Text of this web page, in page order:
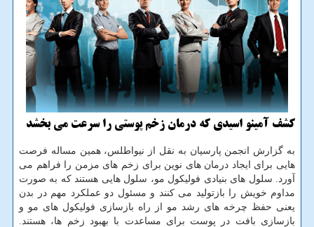
کشف آمینو اسیدی که درمان زخم پوستی را سرعت می بخشد
به گزارش انجمن پارسیان به نقل از نیواطلس، همین مساله فرصت
هایی برای ایجاد درمان های نوین برای زخم های مزمن را فراهم می
آورد. سلول های بنیادی فولیکول مو، سلول هایی هستند که به صورت
مداوم خویش را بازتولید می کنند و مسئول دو عملکرد مهم در بدن
یعنی حفظ چرخه های رشد مو از راه بازسازی فولیکول های مو و
بازسازی بافت در پوست برای مساعدت با بهبود زخم ها، هستند.